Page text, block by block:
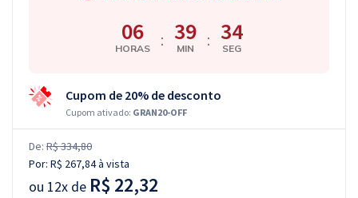
06
HORAS : 39
MIN : 33
SEG
Cupom de 20% de desconto
Cupom ativado: GRAN20-OFF
De: R$ 334,80
Por: R$ 267,84à vista
ou 12x de R$ 22,32